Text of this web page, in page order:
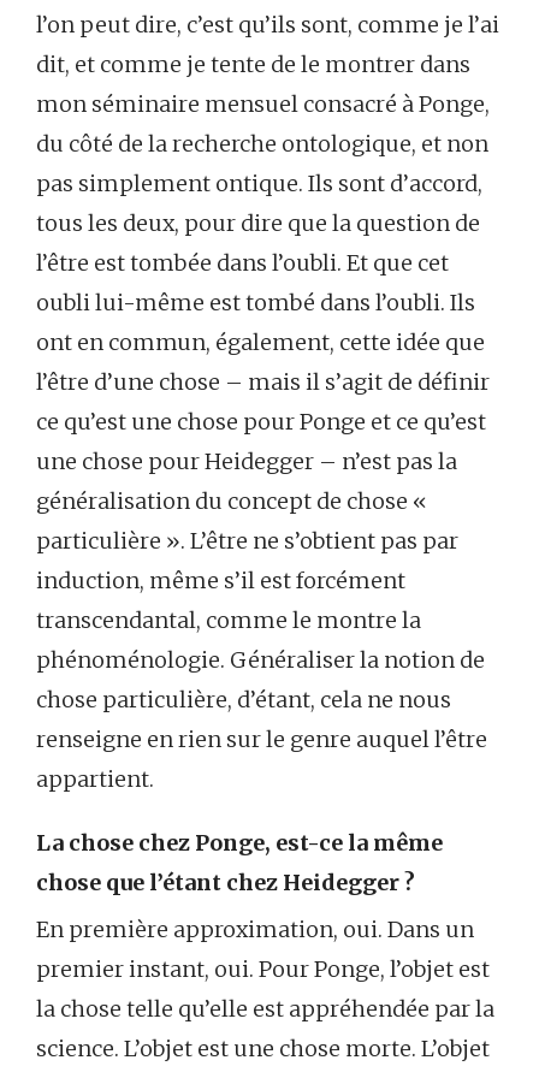
l’on peut dire, c’est qu’ils sont, comme je l’ai
dit, et comme je tente de le montrer dans
mon séminaire mensuel consacré à Ponge,
du côté de la recherche ontologique, et non
pas simplement ontique. Ils sont d’accord,
tous les deux, pour dire que la question de
l’être est tombée dans l’oubli. Et que cet
oubli lui-même est tombé dans l’oubli. Ils
ont en commun, également, cette idée que
l’être d’une chose – mais il s’agit de définir
ce qu’est une chose pour Ponge et ce qu’est
une chose pour Heidegger – n’est pas la
généralisation du concept de chose «
particulière ». L’être ne s’obtient pas par
induction, même s’il est forcément
transcendantal, comme le montre la
phénoménologie. Généraliser la notion de
chose particulière, d’étant, cela ne nous
renseigne en rien sur le genre auquel l’être
appartient.
La chose chez Ponge, est-ce la même
chose que l’étant chez Heidegger ?
En première approximation, oui. Dans un
premier instant, oui. Pour Ponge, l’objet est
la chose telle qu’elle est appréhendée par la
science. L’objet est une chose morte. L’objet